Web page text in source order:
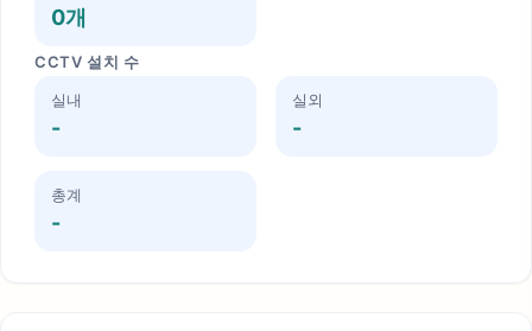
0개
CCTV 설치 수
실내
-
실외
-
총계
-